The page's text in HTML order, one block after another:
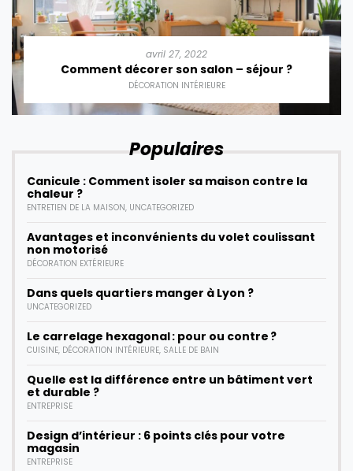
avril 27, 2022
Comment décorer son salon – séjour ?
DÉCORATION INTÉRIEURE
Populaires
Canicule : Comment isoler sa maison contre la
chaleur ?
ENTRETIEN DE LA MAISON, UNCATEGORIZED
Avantages et inconvénients du volet coulissant
non motorisé
DÉCORATION EXTÉRIEURE
Dans quels quartiers manger à Lyon ?
UNCATEGORIZED
Le carrelage hexagonal : pour ou contre ?
CUISINE, DÉCORATION INTÉRIEURE, SALLE DE BAIN
Quelle est la différence entre un bâtiment vert
et durable ?
ENTREPRISE
Design d’intérieur : 6 points clés pour votre
magasin
ENTREPRISE